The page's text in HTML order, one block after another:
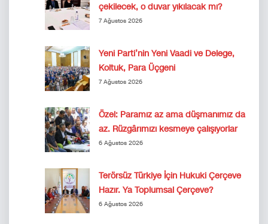
çekilecek, o duvar yıkılacak mı?
7 Ağustos 2026
Yeni Parti’nin Yeni Vaadi ve Delege,
Koltuk, Para Üçgeni
7 Ağustos 2026
Özel: Paramız az ama düşmanımız da
az. Rüzgârımızı kesmeye çalışıyorlar
6 Ağustos 2026
Terörsüz Türkiye İçin Hukuki Çerçeve
Hazır. Ya Toplumsal Çerçeve?
6 Ağustos 2026